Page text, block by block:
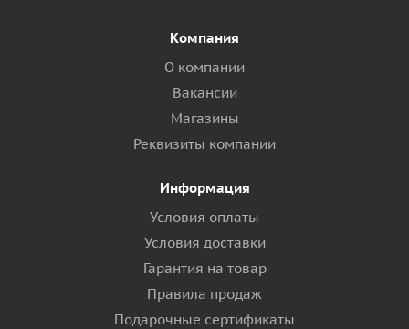
Компания
О компании
Вакансии
Магазины
Реквизиты компании
Информация
Условия оплаты
Условия доставки
Гарантия на товар
Правила продаж
Подарочные сертификаты